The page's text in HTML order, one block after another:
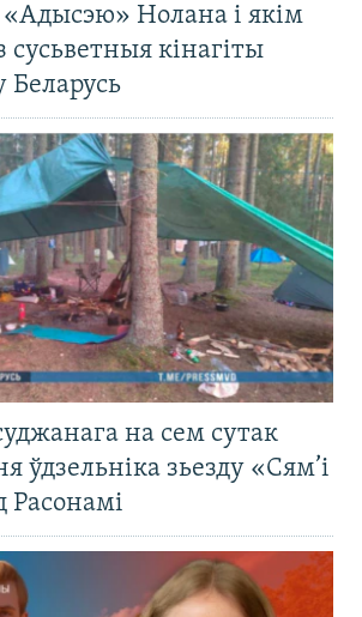
Нолана і якім
кінагіты
Беларусь
на сем сутак
ўдзельніка зьезду «Сям’і
Расонамі